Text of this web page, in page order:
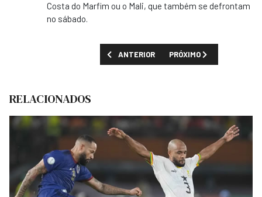
Costa do Marfim ou o Mali, que também se defrontam
no sábado.
ARTIGO ANTERIOR: CABO VERDE
ANTERIOR PRÓXIMO ARTIGO: FAF
PRÓXIMO
RELACIONADOS